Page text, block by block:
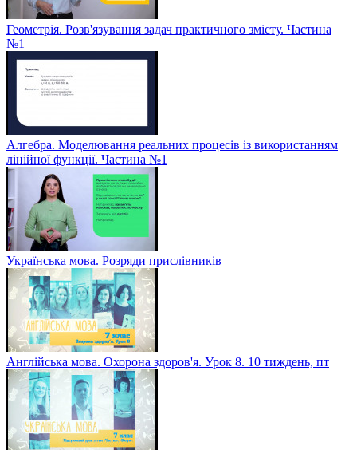
Геометрія. Розв'язування задач практичного змісту. Частина
№1
Алгебра. Моделювання реальних процесів із використанням
лінійної функції. Частина №1
Українська мова. Розряди прислівників
Англійська мова. Охорона здоров'я. Урок 8. 10 тиждень, пт